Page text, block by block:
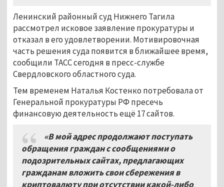
Ленинский районный суд Нижнего Тагила
рассмотрел исковое заявление прокуратуры и
отказал в его удовлетворении. Мотивировочная
часть решения суда появится в ближайшее время,
сообщили ТАСС сегодня в пресс-службе
Свердловского областного суда.
Тем временем Наталья Костенко потребовала от
Генеральной прокуратуры РФ пресечь
финансовую деятельность ещё 17 сайтов.
«В мой адрес продолжают поступать
обращения граждан с сообщениями о
подозрительных сайтах, предлагающих
гражданам вложить свои сбережения в
криптовалюту при отсутствии какой-либо